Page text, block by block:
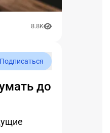
8.8K
Подписаться
до